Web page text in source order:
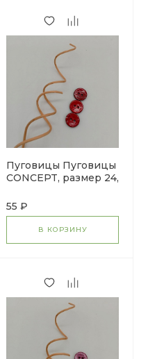
Пуговицы Пуговицы
CONCEPT, размер 24,
бордовый
55 ₽
В КОРЗИНУ